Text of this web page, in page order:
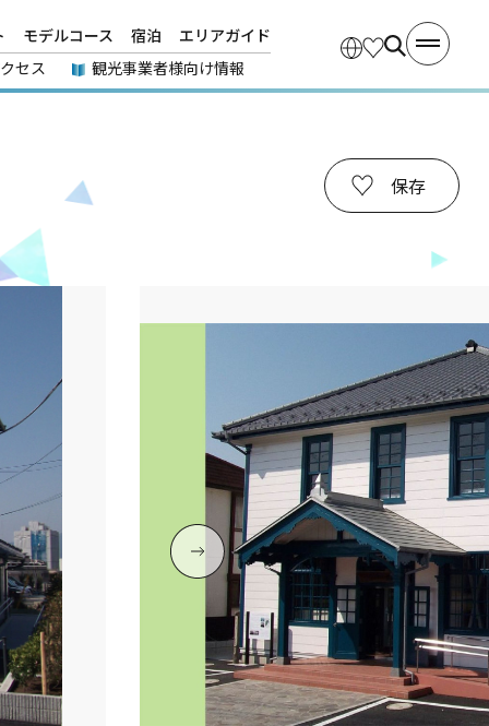
モデルコース 宿泊
エリアガイド
セス 観光事業者様向け情報
保存